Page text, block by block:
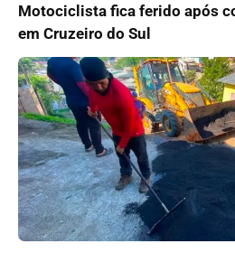
Motociclista fica ferido após
em Cruzeiro do Sul